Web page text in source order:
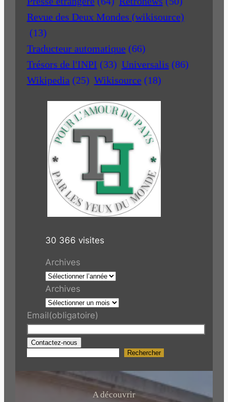
Revue des Deux Mondes (wikisource)
(13)
Traducteur automatique (66)
Trésors de l'INPI (33) Universalis (86)
Wikipedia (25) Wikisource (18)
30 366 visites
Archives
Archives
Email(obligatoire)
Contactez-nous
R
Rechercher
A découvrir